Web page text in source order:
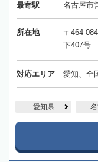
最寄駅 名古屋市
所在地
〒464-
下407号
対応エリア 愛知、全
愛知県